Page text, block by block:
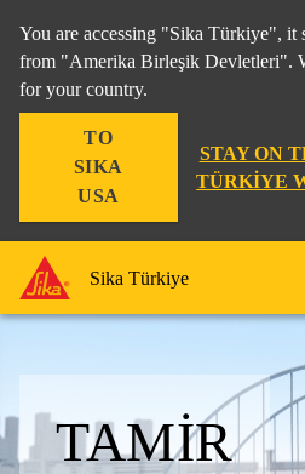
You are accessing "Sika Türkiye", it
from "Amerika Birleşik Devletleri".
for your country.
TO
SIKA
USA
STAY ON
TÜRKIYE
Sika Türkiye
TAMIR